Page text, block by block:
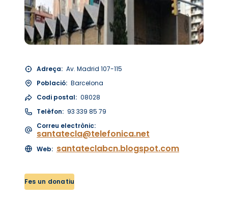
Adreça: Av. Madrid 107-115
Població: Barcelona
Codi postal: 08028
Telèfon: 93 339 85 79
Correu electrònic:
santatecla@telefonica.net
Web: santateclabcn.blogspot.com
Fes un donatiu